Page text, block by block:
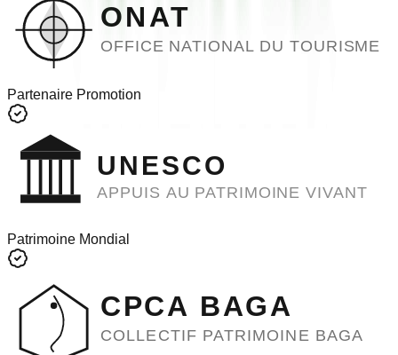
ONAT
OFFICE NATIONAL DU TOURISME
Partenaire Promotion
UNESCO
APPUIS AU PATRIMOINE VIVANT
Patrimoine Mondial
CPCA BAGA
COLLECTIF PATRIMOINE BAGA